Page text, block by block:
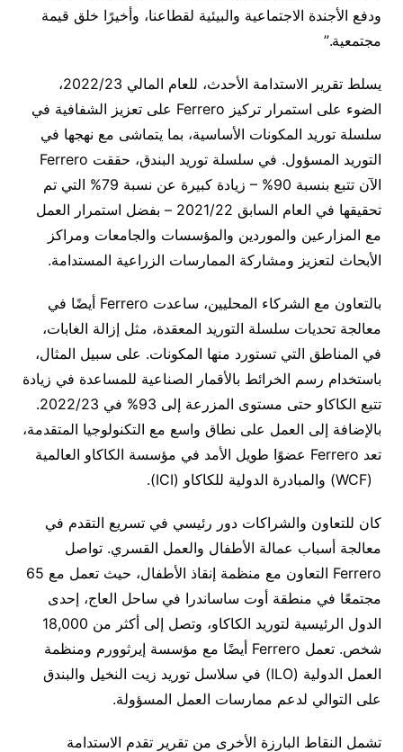
ودفع الأجندة الاجتماعية والبيئية لقطاعنا، وأخيرًا خلق قيمة
مجتمعية.”
يسلط تقرير الاستدامة الأحدث، للعام المالي 2022/23،
الضوء على استمرار تركيز Ferrero على تعزيز الشفافية في
سلسلة توريد المكونات الأساسية، بما يتماشى مع نهجها في
التوريد المسؤول. في سلسلة توريد البندق، حققت Ferrero
الآن تتبع بنسبة 90% – زيادة كبيرة عن نسبة 79%
التي تم
تحقيقها في العام السابق 2021/22 –
بفضل استمرار العمل
مع المزارعين والموردين والمؤسسات والجامعات ومراكز
الأبحاث لتعزيز ومشاركة الممارسات الزراعية المستدامة.
بالتعاون مع الشركاء المحليين، ساعدت Ferrero أيضًا في
معالجة تحديات سلسلة التوريد المعقدة، مثل إزالة الغابات،
في المناطق التي تستورد منها المكونات. على سبيل المثال،
باستخدام رسم الخرائط بالأقمار الصناعية للمساعدة في زيادة
تتبع الكاكاو حتى مستوى المزرعة إلى 93% في 2022/23.
بالإضافة إلى العمل على نطاق واسع مع التكنولوجيا المتقدمة،
تعد Ferrero عضوًا طويل الأمد في مؤسسة الكاكاو العالمية
(WCF)
والمبادرة الدولية للكاكاو (ICI)
.
كان للتعاون والشراكات دور رئيسي في تسريع التقدم في
معالجة أسباب عمالة الأطفال والعمل القسري. تواصل
Ferrero التعاون مع منظمة إنقاذ الأطفال، حيث تعمل مع 65
مجتمعًا في منطقة أوت ساساندرا في ساحل العاج، إحدى
الدول الرئيسية لتوريد الكاكاو، وتصل إلى أكثر من 18,000
شخص. تعمل Ferrero أيضًا مع مؤسسة إيرثوورم ومنظمة
العمل الدولية (ILO)
في سلاسل توريد زيت النخيل والبندق
على التوالي لدعم ممارسات العمل المسؤولة.
تشمل النقاط البارزة الأخرى من تقرير تقدم الاستدامة